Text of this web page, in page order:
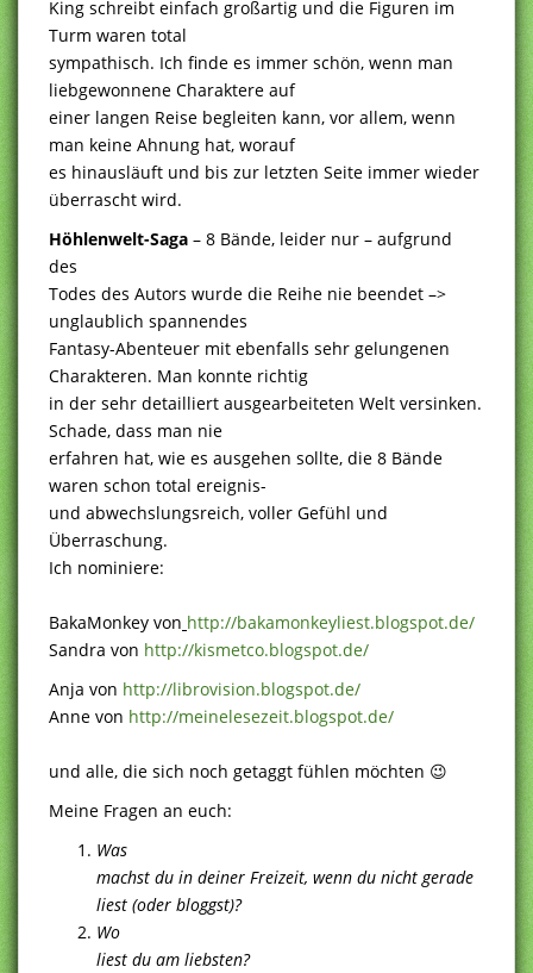
King schreibt einfach großartig und die Figuren im
Turm waren total
sympathisch. Ich finde es immer schön, wenn man
liebgewonnene Charaktere auf
einer langen Reise begleiten kann, vor allem, wenn
man keine Ahnung hat, worauf
es hinausläuft und bis zur letzten Seite immer wieder
überrascht wird.
Höhlenwelt-Saga – 8 Bände, leider nur – aufgrund
des
Todes des Autors wurde die Reihe nie beendet –>
unglaublich spannendes
Fantasy-Abenteuer mit ebenfalls sehr gelungenen
Charakteren. Man konnte richtig
in der sehr detailliert ausgearbeiteten Welt versinken.
Schade, dass man nie
erfahren hat, wie es ausgehen sollte, die 8 Bände
waren schon total ereignis-
und abwechslungsreich, voller Gefühl und
Überraschung.
Ich nominiere:
BakaMonkey von http://bakamonkeyliest.blogspot.de/
Sandra von http://kismetco.blogspot.de/
Anja von http://librovision.blogspot.de/
Anne von http://meinelesezeit.blogspot.de/
und alle, die sich noch getaggt fühlen möchten 😉
Meine Fragen an euch:
Was
machst du in deiner Freizeit, wenn du nicht gerade
liest (oder bloggst)?
Wo
liest du am liebsten?